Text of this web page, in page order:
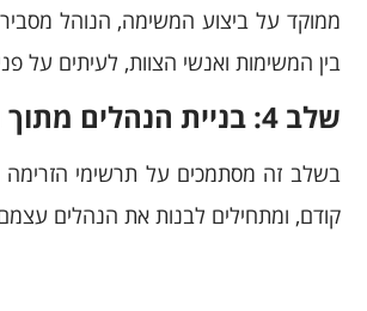
ממוקד על ביצוע המשימה, הנוהל מסביר
בין המשימות ואנשי הצוות, לעיתים על
שלב 4: בניית הנהלים מתוך הנושאים
בשלב זה מסתמכים על תרשימי הזרימה
קודם, ומתחילים לבנות את הנהלים